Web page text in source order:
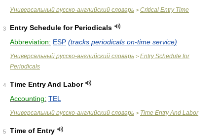
Универсальный русско-английский словарь > Critical Entry Time
3
Entry Schedule for Periodicals
Abbreviation: ESP (tracks periodicals on-time service)
Универсальный русско-английский словарь > Entry Schedule for
Periodicals
4
Time Entry And Labor
Accounting: TEL
Универсальный русско-английский словарь > Time Entry And Labor
5
Time of Entry